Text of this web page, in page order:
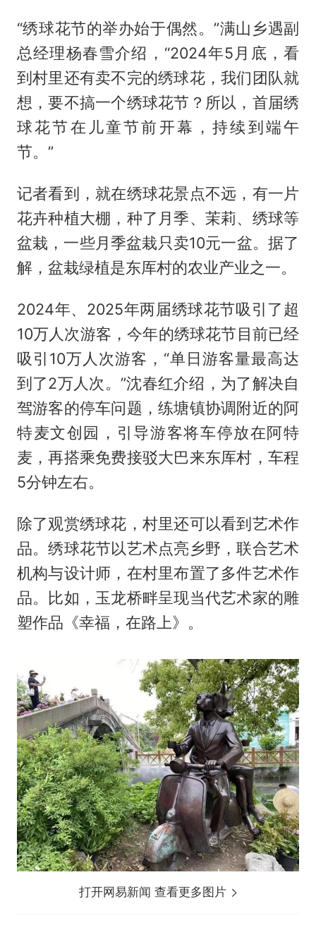
“绣球花节的举办始于偶然。”满山乡遇副
总经理杨春雪介绍，“2024年5月底，看
到村里还有卖不完的绣球花，我们团队就
想，要不搞一个绣球花节？所以，首届绣
球花节在儿童节前开幕，持续到端午
节。”
记者看到，就在绣球花景点不远，有一片
花卉种植大棚，种了月季、茉莉、绣球等
盆栽，一些月季盆栽只卖10元一盆。据了
解，盆栽绿植是东厍村的农业产业之一。
2024年、2025年两届绣球花节吸引了超
10万人次游客，今年的绣球花节目前已经
吸引10万人次游客，“单日游客量最高达
到了2万人次。”沈春红介绍，为了解决自
驾游客的停车问题，练塘镇协调附近的阿
特麦文创园，引导游客将车停放在阿特
麦，再搭乘免费接驳大巴来东厍村，车程
5分钟左右。
除了观赏绣球花，村里还可以看到艺术作
品。绣球花节以艺术点亮乡野，联合艺术
机构与设计师，在村里布置了多件艺术作
品。比如，玉龙桥畔呈现当代艺术家的雕
塑作品《幸福，在路上》。
打开网易新闻 查看更多图片